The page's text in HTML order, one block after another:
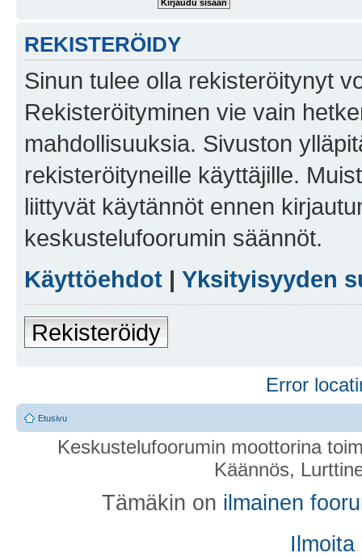
REKISTERÖIDY
Sinun tulee olla rekisteröitynyt
Rekisteröityminen vie vain
mahdollisuuksia. Sivuston
rekisteröityneille käyttäjille.
liittyvät käytännöt ennen
keskustelufoorumin säännöt.
Käyttöehdot | Yksityisyyden
Rekisteröidy
Error
Etusivu
Keskustelufoorumin moottorina
Käännös,
Tämäkin on ilmainen